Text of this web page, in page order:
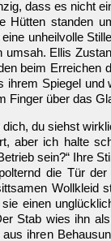
dass es nicht
Hütten standen
unheilvolle
Ellis
beim
ihrem Spiegel
Finger über das
du siehst
aber ich halte
sein?“ Ihre
die Tür
Wollkleid
einen
Stab wies ihn
ihren